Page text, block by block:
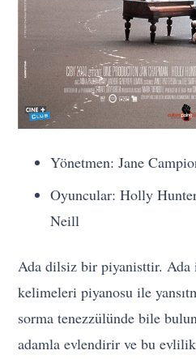
Yönetmen: Jane
Oyuncular: Holly
Neill
Ada dilsiz bir piyanisttir.
kelimeleri piyanosu ile
sorma tenezzülünde bile
adamla evlendirir ve bu